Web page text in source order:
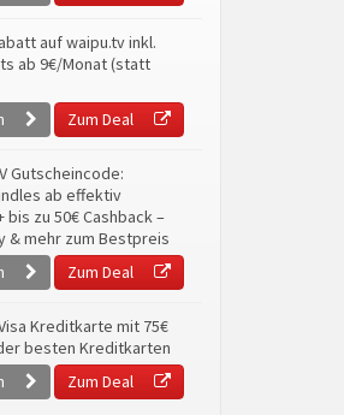
auf waipu.tv inkl.
ab 9€/Monat (statt
Zum Deal
Gutscheincode:
ab effektiv
bis zu 50€ Cashback –
& mehr zum Bestpreis
Zum Deal
Kreditkarte mit 75€
besten Kreditkarten
Zum Deal